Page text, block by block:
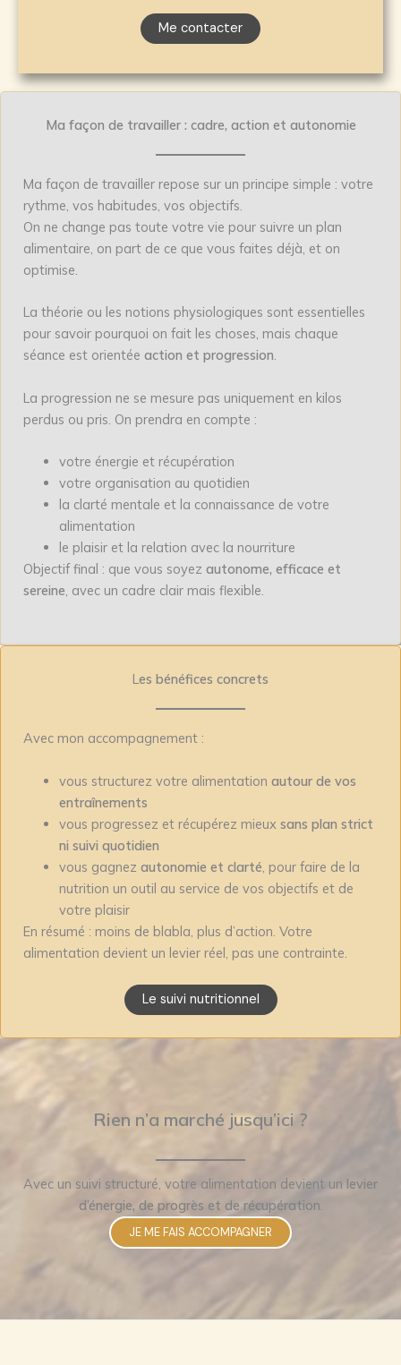
Me contacter
Ma façon de travailler : cadre, action et autonomie
Ma façon de travailler repose sur un principe simple : votre
rythme, vos habitudes, vos objectifs.
On ne change pas toute votre vie pour suivre un plan
alimentaire, on part de ce que vous faites déjà, et on
optimise.
La théorie ou les notions physiologiques sont essentielles
pour savoir pourquoi on fait les choses, mais chaque
séance est orientée action et progression.
La progression ne se mesure pas uniquement en kilos
perdus ou pris. On prendra en compte :
votre énergie et récupération
votre organisation au quotidien
la clarté mentale et la connaissance de votre
alimentation
le plaisir et la relation avec la nourriture
Objectif final : que vous soyez autonome, efficace et
sereine, avec un cadre clair mais flexible.
Les bénéfices concrets
Avec mon accompagnement :
vous structurez votre alimentation autour de vos
entraînements
vous progressez et récupérez mieux sans plan strict
ni suivi quotidien
vous gagnez autonomie et clarté, pour faire de la
nutrition un outil au service de vos objectifs et de
votre plaisir
En résumé : moins de blabla, plus d’action. Votre
alimentation devient un levier réel, pas une contrainte.
Le suivi nutritionnel
Rien n’a marché jusqu’ici ?
Avec un suivi structuré, votre alimentation devient un levier
d’énergie, de progrès et de récupération.
JE ME FAIS ACCOMPAGNER